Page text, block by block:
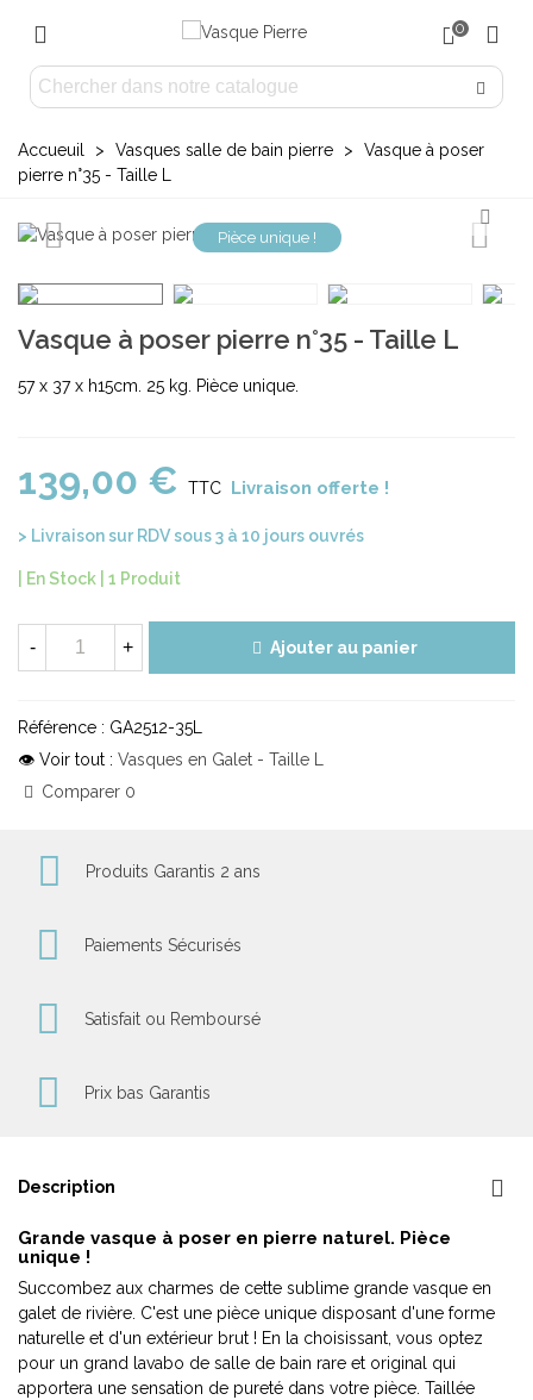
0
Accueuil > Vasques salle de bain pierre >
Vasque à poser
pierre n°35 - Taille L
Pièce unique !
Vasque à poser pierre n°35 - Taille L
57 x 37 x h15cm. 25 kg. Pièce unique.
139,00 € TTC Livraison offerte !
> Livraison sur RDV sous 3 à 10 jours ouvrés
| En Stock | 1 Produit
- + Ajouter au panier
Référence : GA2512-35L
👁 Voir tout : Vasques en Galet - Taille L
Comparer 0
Produits Garantis 2 ans
Paiements Sécurisés
Satisfait ou Remboursé
Prix bas Garantis
Description
Grande vasque à poser en pierre naturel. Pièce
unique !
Succombez aux charmes de cette sublime grande vasque en
galet de rivière. C'est une pièce unique disposant d'une forme
naturelle et d'un extérieur brut ! En la choisissant, vous optez
pour un grand lavabo de salle de bain rare et original qui
apportera une sensation de pureté dans votre pièce. Taillée